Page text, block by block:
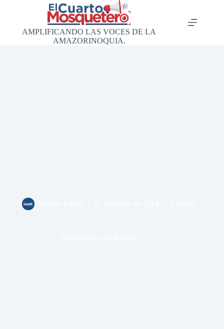
AMPLIFICANDO LAS VOCES DE LA
AMAZORINOQUIA.